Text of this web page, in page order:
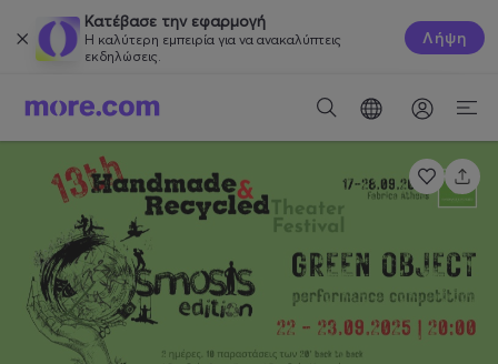
Κατέβασε την εφαρμογή
Η καλύτερη εμπειρία για να ανακαλύπτεις
εκδηλώσεις.
Λήψη